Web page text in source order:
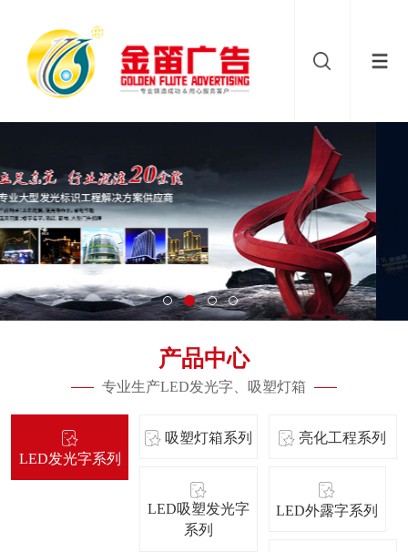
产品中心
专业生产LED发光字、吸塑灯箱
LED发光字系列
吸塑灯箱系列 亮化工程系列
LED吸塑发光字
系列
LED外露字系列